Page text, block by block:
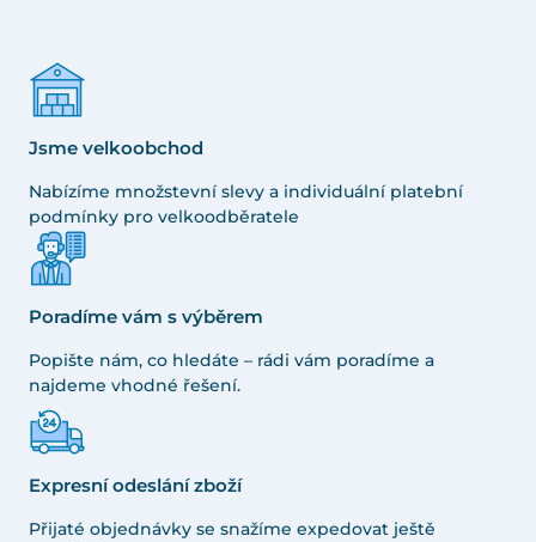
Jsme velkoobchod
Nabízíme množstevní slevy a individuální platební
podmínky pro velkoodběratele
Poradíme vám s výběrem
Popište nám, co hledáte – rádi vám poradíme a
najdeme vhodné řešení.
Expresní odeslání zboží
Přijaté objednávky se snažíme expedovat ještě